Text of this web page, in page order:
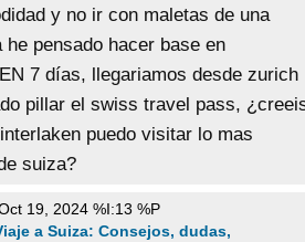
y no ir con maletas de una
he pensado hacer base en
7 días, llegariamos desde zurich
pillar el swiss travel pass,
puedo visitar lo mas
suiza?
19, 2024 %I:13 %P
a Suiza: Consejos, dudas,